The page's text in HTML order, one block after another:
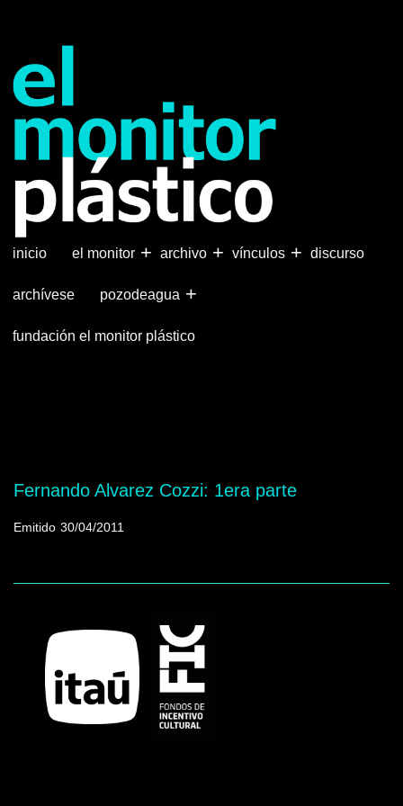
principal
inicio +
el monitor +
archivo +
vínculos discurso
archívese +
pozodeagua
fundación el monitor plástico
Fernando Alvarez Cozzi: 1era parte
Emitido 30/04/2011